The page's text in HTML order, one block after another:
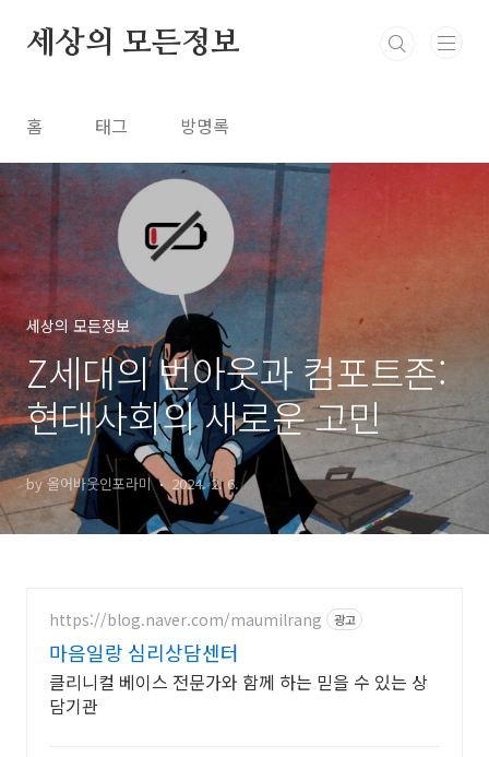
세상의 모든정보
홈 태그 방명록
세상의 모든정보
Z세대의 번아웃과 컴포트존:
현대사회의 새로운 고민
by 올어바웃인포라미 2024. 2. 6.
https://blog.naver.com/maumilrang 광고
마음일랑 심리상담센터
클리니컬 베이스 전문가와 함께 하는 믿을 수 있는 상
담기관